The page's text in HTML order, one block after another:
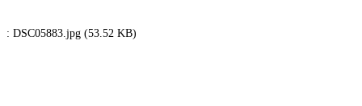
: DSC05883.jpg (53.52 KB)